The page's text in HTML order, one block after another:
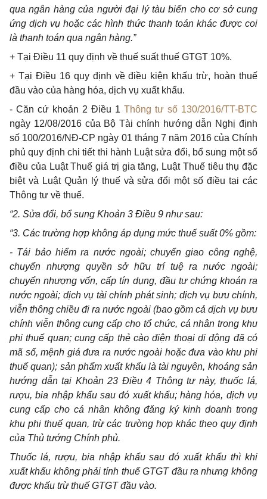
qua ngân hàng của người đại lý tàu biển cho cơ sở cung
ứng dịch vụ hoặc các hình thức thanh toán khác được coi
là thanh toán qua ngân hàng.”
+ Tại Điều 11 quy định về thuế suất thuế GTGT 10%.
+ Tại Điều 16 quy định về điều kiện khấu trừ, hoàn thuế
đầu vào của hàng hóa, dịch vụ xuất khẩu.
- Căn cứ khoản 2 Điều 1 Thông tư số 130/2016/TT-BTC
ngày 12/08/2016 của Bộ Tài chính hướng dẫn Nghị định
số 100/2016/NĐ-CP ngày 01 tháng 7 năm 2016 của Chính
phủ quy định chi tiết thi hành Luật sửa đổi, bổ sung một số
điều của Luật Thuế giá trị gia tăng, Luật Thuế tiêu thụ đặc
biệt và Luật Quản lý thuế và sửa đổi một số điều tại các
Thông tư về thuế.
“2. Sửa đổi, bổ sung Khoản 3 Điều 9 như sau:
“3. Các trường hợp không áp dụng mức thuế suất 0% gồm:
- Tái bảo hiểm ra nước ngoài; chuyển giao công nghệ,
chuyển nhượng quyền sở hữu trí tuệ ra nước ngoài;
chuyển nhượng vốn, cấp tín dụng, đầu tư chứng khoán ra
nước ngoài; dịch vụ tài chính phátsinh; dịch vụ bưu chính,
viễn thông chiều đi ra nước ngoài (bao gồm cả dịch vụ bưu
chính viễn thông cung cấp cho tổ chức, cá nhân trong khu
phi thuế quan; cung cấp thẻ cào điện thoại di động đã có
mã số, mệnh giá đưa ra nước ngoài hoặc đưa vào khu phi
thuế quan); sản phẩmxuất khẩu là tài nguyên, khoáng sản
hướng dẫn tại Khoản 23 Điều 4 Thông tư này, thuốc lá,
rượu, bia nhập khẩu sau đó xuất khẩu; hàng hóa, dịch vụ
cung cấp cho cá nhân không đăng ký kinh doanh trong
khu phi thuế quan, trừ các trường hợp khác theo quy định
của Thủ tướng Chính phủ.
Thuốc lá, rượu, bia nhập khẩu sau đó xuất khẩu thì khi
xuất khẩu khôngphảitính thuế GTGT đầu ra nhưng không
được khấu trừ thuế GTGT đầu vào.